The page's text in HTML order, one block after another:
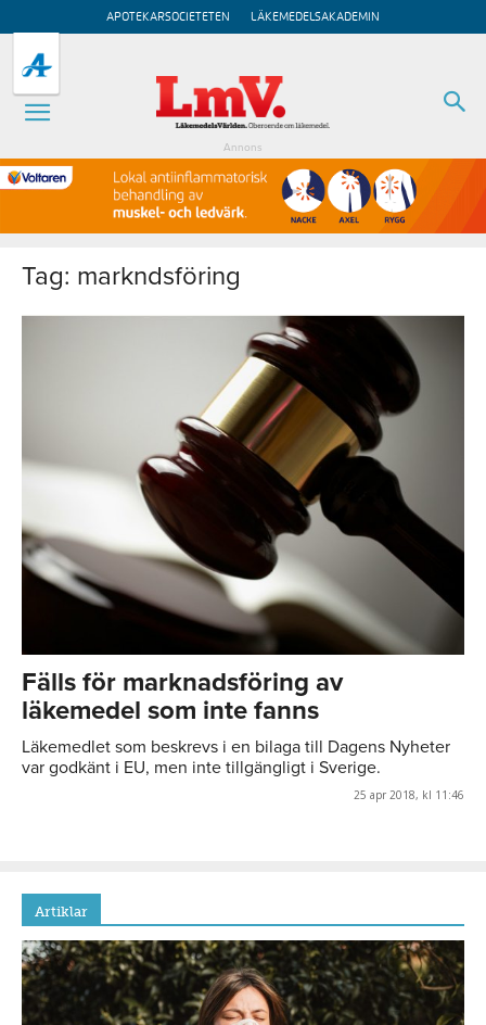
APOTEKARSOCIETETEN LÄKEMEDELSAKADEMIN
Annons
Tag: markndsföring
Fälls för marknadsföring av
läkemedel som inte fanns
Läkemedlet som beskrevs i en bilaga till Dagens Nyheter
var godkänt i EU, men inte tillgängligt i Sverige.
25 apr 2018, kl 11:46
Artiklar